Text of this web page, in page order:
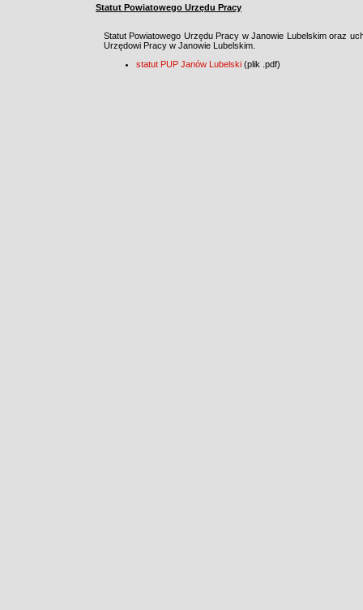
Statut Powiatowego Urzędu Pracy
Statut Powiatowego Urzędu Pracy w Janowie Lubelskim oraz
Urzędowi Pracy w Janowie Lubelskim.
statut PUP Janów Lubelski (plik .pdf)